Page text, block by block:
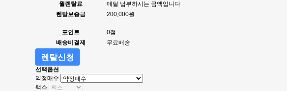
월렌탈료
매달 납부하시는 금액입니다
렌탈보증금
200,000원
포인트
0점
배송비결제
무료배송
렌탈신청
선택옵션
약정매수
팩스